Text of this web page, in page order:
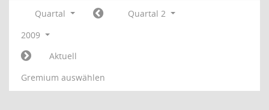
Quartal
Quartal 2
2009
Aktuell
Gremium auswählen